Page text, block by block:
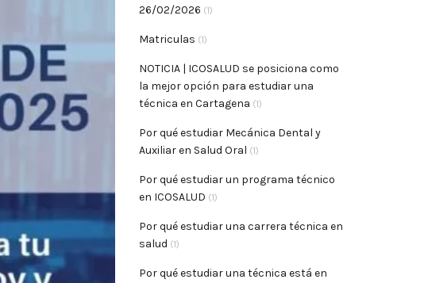
26/02/2026 (1)
Matriculas (1)
NOTICIA | ICOSALUD se posiciona como
la mejor opción para estudiar una
técnica en Cartagena (1)
Por qué estudiar Mecánica Dental y
Auxiliar en Salud Oral (1)
Por qué estudiar un programa técnico
en ICOSALUD (1)
Por qué estudiar una carrera técnica en
salud (1)
Por qué estudiar una técnica está en